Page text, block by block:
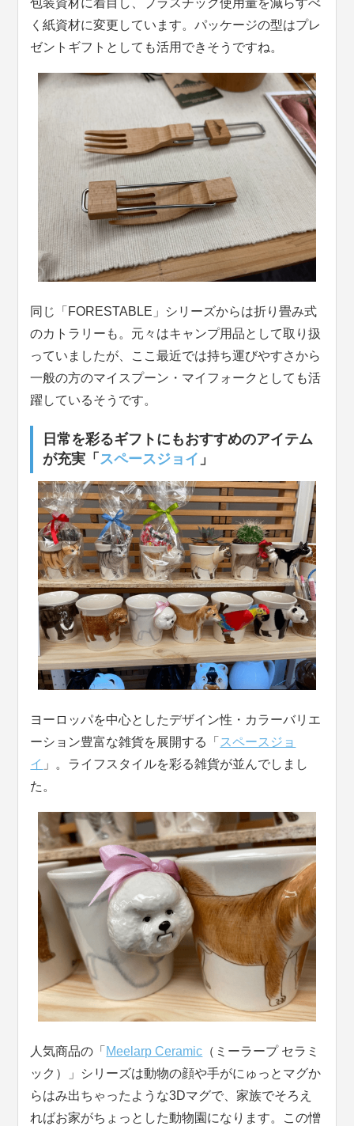
く紙資材に変更しています。パッケージの型はプレ
ゼントギフトとしても活用できそうですね。
同じ「FORESTABLE」シリーズからは折り畳み式
のカトラリーも。元々はキャンプ用品として取り扱
っていましたが、ここ最近では持ち運びやすさから
一般の方のマイスプーン・マイフォークとしても活
躍しているそうです。
日常を彩るギフトにもおすすめのアイテム
が充実「 スペースジョイ 」
ヨーロッパを中心としたデザイン性・カラーバリエ
ーション豊富な雑貨を展開する「 スペースジョ
イ 」。ライフスタイルを彩る雑貨が並んでしまし
た。
人気商品の「 Meelarp Ceramic （ミーラープ セラミ
ック）」シリーズは動物の顔や手がにゅっとマグか
らはみ出ちゃったような3Dマグで、家族でそろえ
ればお家がちょっとした動物園になります。この憎